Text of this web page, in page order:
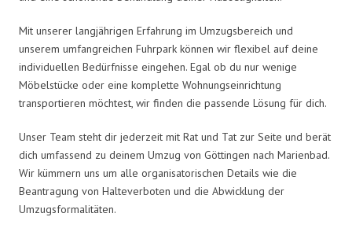
Mit unserer langjährigen Erfahrung im Umzugsbereich und
unserem umfangreichen Fuhrpark können wir flexibel auf deine
individuellen Bedürfnisse eingehen. Egal ob du nur wenige
Möbelstücke oder eine komplette Wohnungseinrichtung
transportieren möchtest, wir finden die passende Lösung für dich.
Unser Team steht dir jederzeit mit Rat und Tat zur Seite und berät
dich umfassend zu deinem Umzug von Göttingen nach Marienbad.
Wir kümmern uns um alle organisatorischen Details wie die
Beantragung von Halteverboten und die Abwicklung der
Umzugsformalitäten.